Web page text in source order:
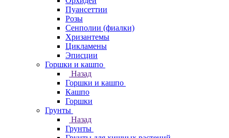
Пуансеттии
Розы
Сенполии (фиалки)
Хризантемы
Цикламены
Эписции
Горшки и кашпо
Назад
Горшки и кашпо
Кашпо
Горшки
Грунты
Назад
Грунты